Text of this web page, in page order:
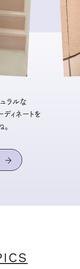
ラルな
ィネートを
。